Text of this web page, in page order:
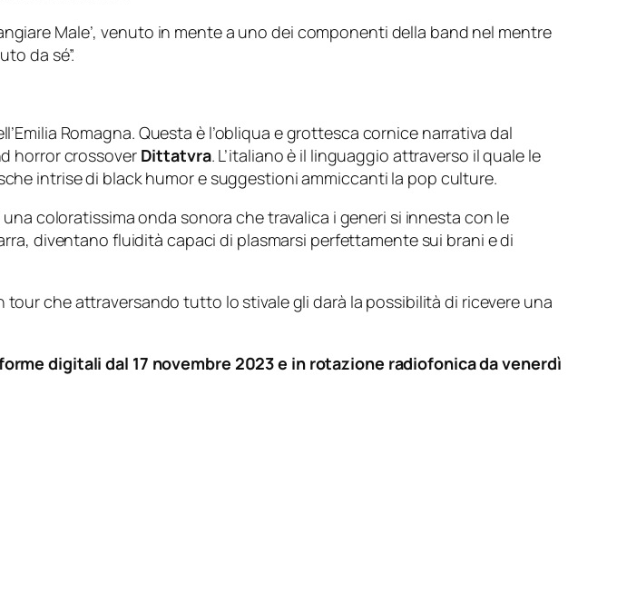
Male’, venuto in mente a uno dei componenti della band nel mentre
da sé”.
Romagna. Questa è l’obliqua e grottesca cornice narrativa dal
horror crossover Dittatvra. L’italiano è il linguaggio attraverso il quale le
intrise di black humor e suggestioni ammiccanti la pop culture.
coloratissima onda sonora che travalica i generi si innesta con le
diventano fluidità capaci di plasmarsi perfettamente sui brani e di
che attraversando tutto lo stivale gli darà la possibilità di ricevere una
digitali dal 17 novembre 2023 e in rotazione radiofonica da venerdì